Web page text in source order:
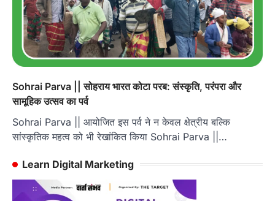
Sohrai Parva || सोहराय भारत कोटा परब: संस्कृति, परंपरा और
सामूहिक उत्सव का पर्व
Sohrai Parva || आयोजित इस पर्व ने न केवल क्षेत्रीय बल्कि
सांस्कृतिक महत्व को भी रेखांकित किया Sohrai Parva ||…
Learn Digital Marketing